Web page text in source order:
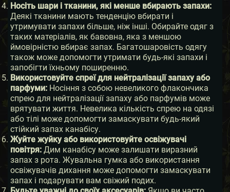
Носіть шари і тканини, які менше вбирають запахи:
Деякі тканини мають тенденцію вбирати і
утримувати запахи більше, ніж інші. Обирайте одяг з
таких матеріалів, як бавовна, яка з меншою
ймовірністю вбирає запах. Багатошаровість одягу
також може допомогти утримати будь-які запахи і
запобігти їхньому поширенню.
Використовуйте спреї для нейтралізації запаху або
парфуми: Носіння з собою невеликого флакончика
спрею для нейтралізації запаху або парфумів може
врятувати життя. Невелика кількість спрею на одязі
або тілі може допомогти замаскувати будь-який
стійкий запах канабісу.
Жуйте жуйку або використовуйте освіжувачі
повітря: Дим канабісу може залишати виразний
запах з рота. Жувальна гумка або використання
освіжувачів дихання може допомогти замаскувати
запах і подарувати вам свіжий подих.